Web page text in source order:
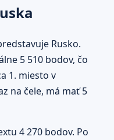
Rusko.
5 510 bodov, čo
1. miesto v
na čele, má mať 5
4 270 bodov. Po